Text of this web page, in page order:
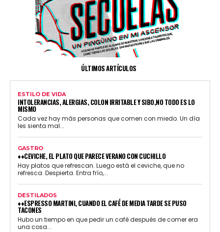
ÚLTIMOS ARTÍCULOS
ESTILO DE VIDA
INTOLERANCIAS, ALERGIAS, COLON IRRITABLE Y SIBO,NO TODO ES LO
MISMO
Cada vez hay más personas que comen con miedo. Un día
les sienta mal...
GASTRO
♦♦CEVICHE, EL PLATO QUE PARECE VERANO CON CUCHILLO
Hay platos que refrescan. Luego está el ceviche, que no
refresca. Despierta. Entra frío,...
DESTILADOS
♦♦ESPRESSO MARTINI, CUANDO EL CAFÉ DE MEDIA TARDE SE PUSO
TACONES
Hubo un tiempo en que pedir un café después de comer era
una cosa...